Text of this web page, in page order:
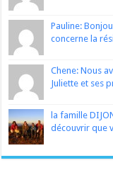
Pauline:
concerne la
Chene: Nous
Juliette et ses
la famille
découvrir que